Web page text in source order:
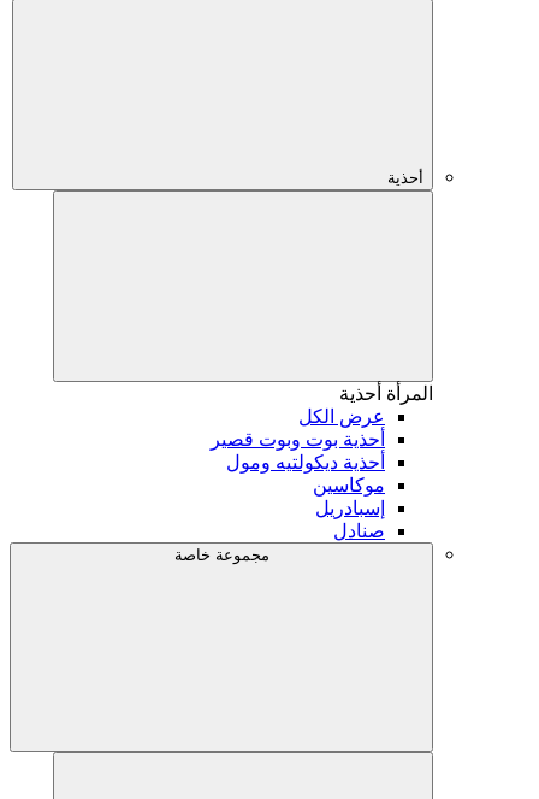
أحذية
المرأة أحذية
عرض الكل
أحذية بوت وبوت قصير
أحذية ديكولتيه ومول
موكاسين
إسبادريل
صنادل
مجموعة خاصة